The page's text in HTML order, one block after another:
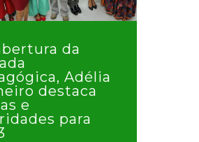
da
Adélia
destaca
e
para